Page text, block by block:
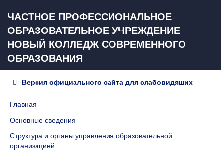
ЧАСТНОЕ ПРОФЕССИОНАЛЬНОЕ
ОБРАЗОВАТЕЛЬНОЕ УЧРЕЖДЕНИЕ
НОВЫЙ КОЛЛЕДЖ СОВРЕМЕННОГО
ОБРАЗОВАНИЯ
Версия официального сайта для слабовидящих
Главная
Основные сведения
Структура и органы управления образовательной
организацией